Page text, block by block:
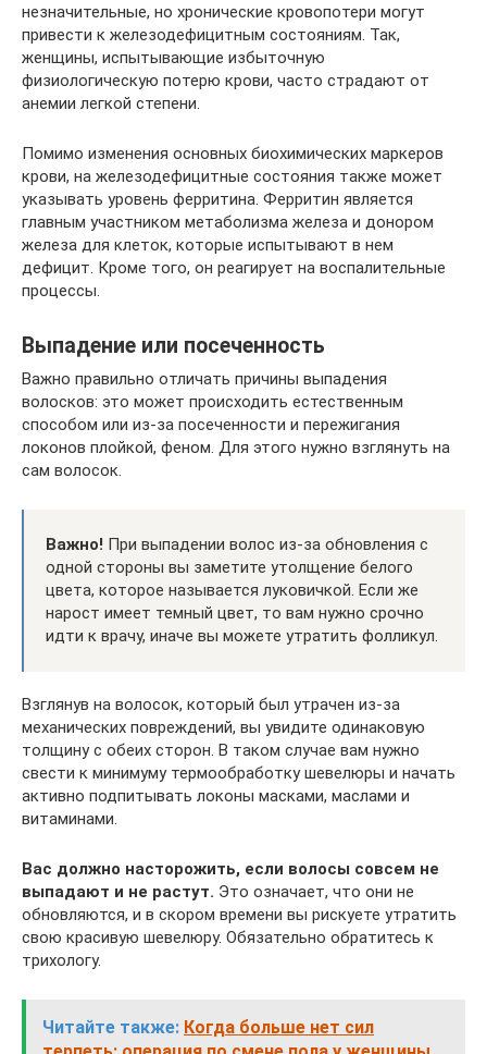
незначительные, но хронические кровопотери могут
привести к железодефицитным состояниям. Так,
женщины, испытывающие избыточную
физиологическую потерю крови, часто страдают от
анемии легкой степени.
Помимо изменения основных биохимических маркеров
крови, на железодефицитные состояния также может
указывать уровень ферритина. Ферритин является
главным участником метаболизма железа и донором
железа для клеток, которые испытывают в нем
дефицит. Кроме того, он реагирует на воспалительные
процессы.
Выпадение или посеченность
Важно правильно отличать причины выпадения
волосков: это может происходить естественным
способом или из-за посеченности и пережигания
локонов плойкой, феном. Для этого нужно взглянуть на
сам волосок.
Важно! При выпадении волос из-за обновления с
одной стороны вы заметите утолщение белого
цвета, которое называется луковичкой. Если же
нарост имеет темный цвет, то вам нужно срочно
идти к врачу, иначе вы можете утратить фолликул.
Взглянув на волосок, который был утрачен из-за
механических повреждений, вы увидите одинаковую
толщину с обеих сторон. В таком случае вам нужно
свести к минимуму термообработку шевелюры и начать
активно подпитывать локоны масками, маслами и
витаминами.
Вас должно насторожить, если волосы совсем не
выпадают и не растут. Это означает, что они не
обновляются, и в скором времени вы рискуете утратить
свою красивую шевелюру. Обязательно обратитесь к
трихологу.
Читайте также: Когда больше нет сил